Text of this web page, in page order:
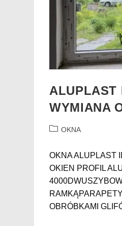
ALUPLAST
WYMIANA
OKNA
OKNA ALUPLAST
OKIEN PROFIL
OBRÓBKAMI